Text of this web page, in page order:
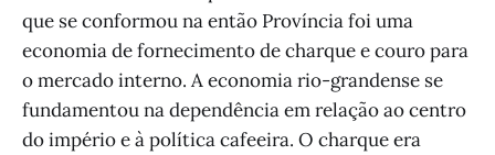
que se conformou na então Província foi uma
economia de fornecimento de charque e couro para
o mercado interno. A economia rio-grandense se
fundamentou na dependência em relação ao centro
do império e à política cafeeira. O charque era